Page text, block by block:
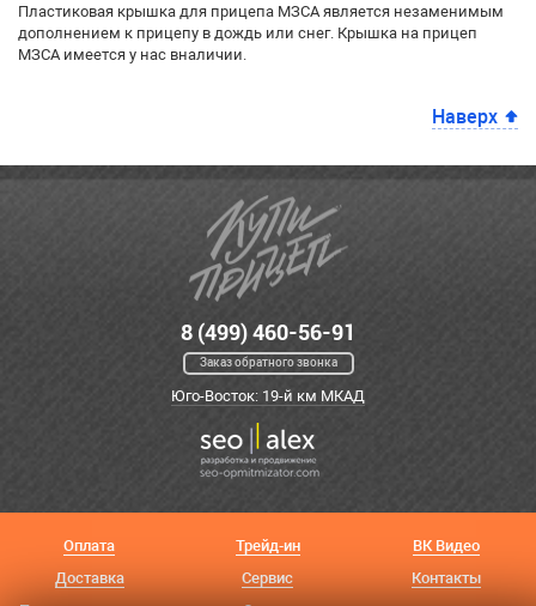
Пластиковая крышка для прицепа МЗСА является незаменимым
дополнением к прицепу в дождь или снег. Крышка на прицеп
МЗСА имеется у нас вналичии.
Наверх
8 (499) 460-56-91
Заказ обратного звонка
Юго-Восток: 19-й км МКАД
Оплата
Доставка
Трейд-ин
Сервис
ВК Видео
Контакты